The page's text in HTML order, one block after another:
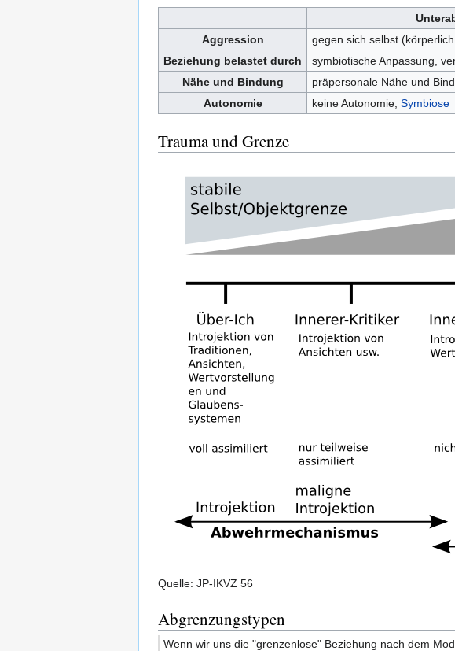
Aggression
gegen sich selbst
Beziehung belastet durch
symbiotische Anpassung,
Nähe und Bindung
präpersonale Nähe und
Autonomie
keine Autonomie, Symbiose
Trauma und Grenze
Quelle: JP-IKVZ 56
Abgrenzungstypen
Wenn wir uns die "grenzenlose" Beziehung nach dem